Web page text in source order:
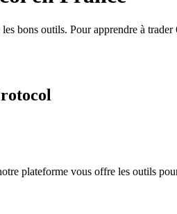
bons outils. Pour apprendre à
plateforme vous offre les outils